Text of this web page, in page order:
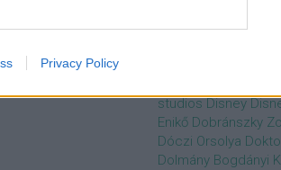
Privacy Policy
Rozsomák Dead To
studios Disney
Enikő Dobránszky
Dóczi Orsolya
Dolmány Bogdányi